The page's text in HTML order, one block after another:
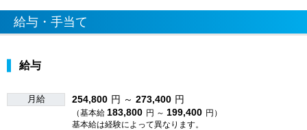
給与・手当て
給与
月給 254,800 円 ～ 273,400 円
（基本給 183,800 円 ～ 199,400 円）
基本給は経験によって異なります。